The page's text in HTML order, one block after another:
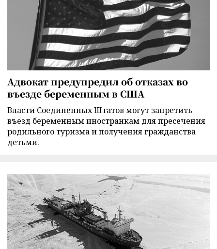
Адвокат предупредил об отказах во
въезде беременным в США
Власти Соединенных Штатов могут запретить
въезд беременным иностранкам для пресечения
родильного туризма и получения гражданства
детьми.